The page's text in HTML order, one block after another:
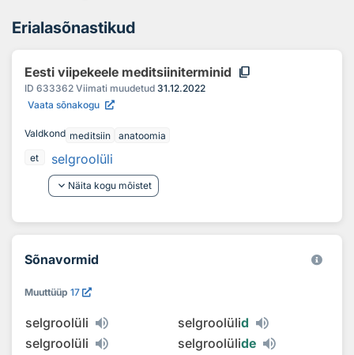
Erialasõnastikud
Eesti viipekeele meditsiiniterminid content_copy
ID 633362 Viimati muudetud 31.12.2022
Vaata sõnakogu
Valdkond meditsiin
anatoomia
et
selgroolüli
keyboard_arrow_down Näita kogu mõistet
Sõnavormid
Muuttüüp 17
selgroolüli selgroolülid
selgroolüli
selgroolülide